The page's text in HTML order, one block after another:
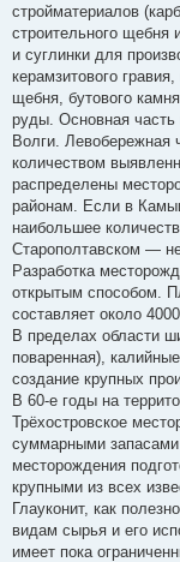
стройматериалов
строительного щебня
и суглинки для
керамзитового
щебня, бутового
руды. Основная часть
Волги. Левобережная
количеством
распределены
районам. Если в
наибольшее
Старополтавском —
Разработка
открытым способом.
составляет около
В пределах области
поваренная),
создание крупных
В 60-е годы на
Трёхостровское
суммарными
месторождения
крупными из всех
Глауконит, как
видам сырья и его
имеет пока